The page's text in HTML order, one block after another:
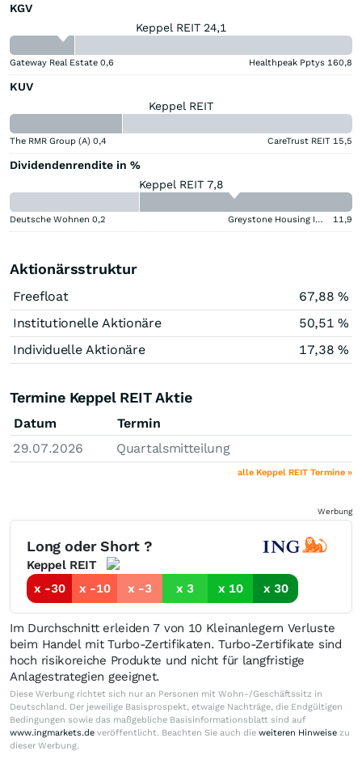
KGV
Keppel REIT 24,1
Gateway Real Estate 0,6 Healthpeak Pptys 160,8
KUV
Keppel REIT
The RMR Group (A) 0,4 CareTrust REIT 15,5
Dividendenrendite in %
Keppel REIT 7,8
Deutsche Wohnen 0,2 Greystone Housing Impact Investors LP Benef Unit Cert 11,9
Aktionärsstruktur
Freefloat
67,88 %
Institutionelle Aktionäre
50,51 %
Individuelle Aktionäre
17,38 %
Termine Keppel REIT Aktie
Datum
Termin
29.07.2026
Quartalsmitteilung
alle Keppel REIT Termine »
Werbung
Long oder Short ?
Keppel REIT
x -30
x -10 x -3 x 3 x 10 x 30
Im Durchschnitt erleiden 7 von 10 Kleinanlegern Verluste
beim Handel mit Turbo-Zertifikaten. Turbo-Zertifikate sind
hoch risikoreiche Produkte und nicht für langfristige
Anlagestrategien geeignet.
Diese Werbung richtet sich nur an Personen mit Wohn-/Geschäftssitz in
Deutschland. Der jeweilige Basisprospekt, etwaige Nachträge, die Endgültigen
Bedingungen sowie das maßgebliche Basisinformationsblatt sind auf
www.ingmarkets.de veröffentlicht. Beachten Sie auch die weiteren Hinweise zu
dieser Werbung.